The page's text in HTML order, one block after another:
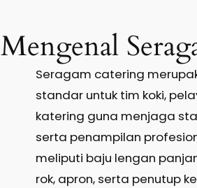
Mengenal
Seragam catering
standar untuk tim koki,
katering guna menjaga
serta penampilan
meliputi baju lengan
rok, apron, serta penutup